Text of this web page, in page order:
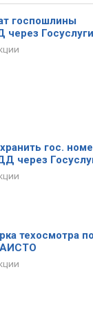
только
день.
госпошлины
Госуслуги
гос.
через
техосмотра по